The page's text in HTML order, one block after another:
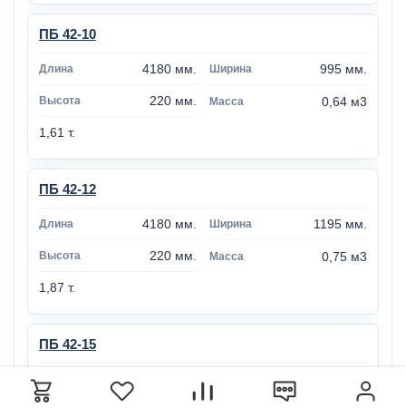
ПБ 42-10
4180 мм. 995 мм.
220 мм. 0,64 м3
1,61 т.
ПБ 42-12
4180 мм. 1195 мм.
220 мм. 0,75 м3
1,87 т.
ПБ 42-15
1495 мм.